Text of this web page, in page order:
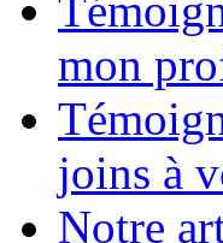
mon
joins à
Notre